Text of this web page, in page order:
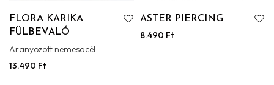
FLORA KARIKA
FÜLBEVALÓ
Aranyozott nemesacél
13.490 Ft
ASTER PIERCING
8.490 Ft